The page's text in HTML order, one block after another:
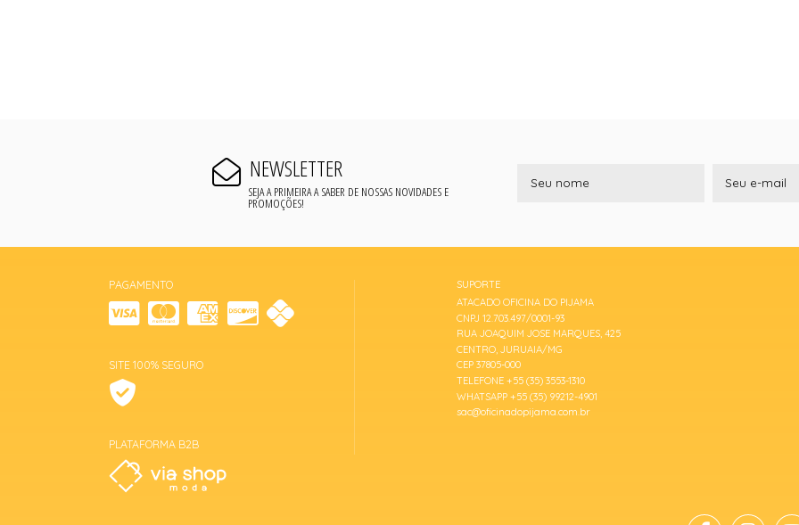
NEWSLETTER
SEJA A PRIMEIRA A SABER DE NOSSAS NOVIDADES E
PROMOÇÕES!
PAGAMENTO
SITE 100% SEGURO
PLATAFORMA B2B
SUPORTE
ATACADO OFICINA DO PIJAMA
CNPJ 12.703.497/0001-93
RUA JOAQUIM JOSE MARQUES, 425
CENTRO, JURUAIA/MG
CEP 37805-000
TELEFONE +55 (35) 3553-1310
WHATSAPP +55 (35) 99212-4901
sac@oficinadopijama.com.br